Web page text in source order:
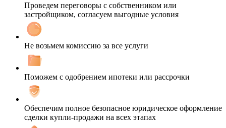
Проведем переговоры с собственником или
застройщиком, согласуем выгодные условия
Не возьмем комиссию за все услуги
Поможем с одобрением ипотеки или рассрочки
Обеспечим полное безопасное юридическое оформление
сделки купли-продажи на всех этапах